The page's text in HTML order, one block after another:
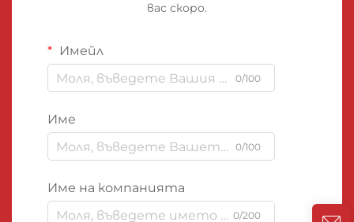
вас скоро.
Имейл
0/100
Име
0/100
Име на компанията
0/200